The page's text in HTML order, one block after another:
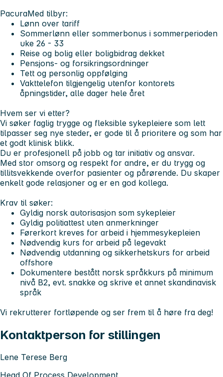
PacuraMed tilbyr:
Lønn over tariff
Sommerlønn eller sommerbonus i sommerperioden
uke 26 - 33
Reise og bolig eller boligbidrag dekket
Pensjons- og forsikringsordninger
Tett og personlig oppfølging
Vakttelefon tilgjengelig utenfor kontorets
åpningstider, alle dager hele året
Hvem ser vi etter?
Vi søker faglig trygge og fleksible sykepleiere som lett
tilpasser seg nye steder, er gode til å prioritere og som har
et godt klinisk blikk.
Du er profesjonell på jobb og tar initiativ og ansvar.
Med stor omsorg og respekt for andre, er du trygg og
tillitsvekkende overfor pasienter og pårørende. Du skaper
enkelt gode relasjoner og er en god kollega.
Krav til søker:
Gyldig norsk autorisasjon som sykepleier
Gyldig politiattest uten anmerkninger
Førerkort kreves for arbeid i hjemmesykepleien
Nødvendig kurs for arbeid på legevakt
Nødvendig utdanning og sikkerhetskurs for arbeid
offshore
Dokumentere bestått norsk språkkurs på minimum
nivå B2, evt. snakke og skrive et annet skandinavisk
språk
Vi rekrutterer fortløpende og ser frem til å høre fra deg!
Kontaktperson for stillingen
Lene Terese Berg
Head Of Process Development